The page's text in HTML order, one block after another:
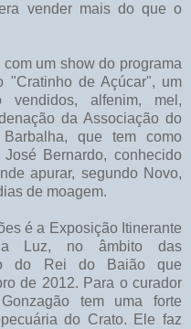
vender mais do que o
um show do programa
"Cratinho de Açúcar", um
vendidos, alfenim, mel,
da Associação do
que tem como
Bernardo, conhecido
apurar, segundo Novo,
de moagem.
é a Exposição Itinerante
Luz, no âmbito das
do Rei do Baião que
de 2012. Para o curador
tem uma forte
do Crato. Ele faz